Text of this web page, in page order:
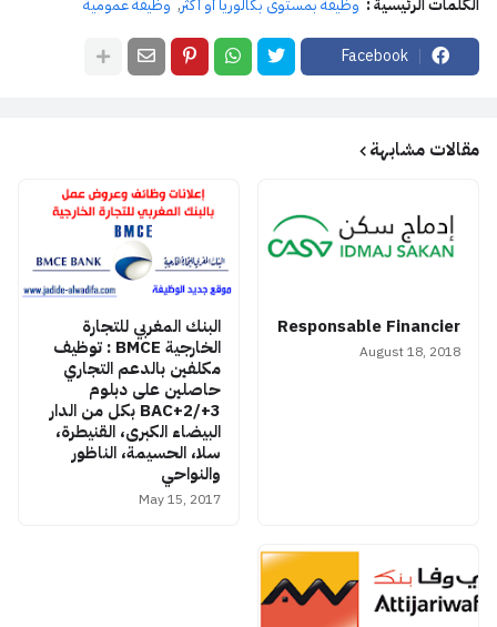
الكلمات الرئيسية : وظيفة بمستوى بكالوريا أو أكثر وظيفة عمومية
Facebook
مقالات مشابهة
Responsable Financier
August 18, 2018
البنك المغربي للتجارة
الخارجية BMCE : توظيف
مكلفين بالدعم التجاري
حاصلين على دبلوم
BAC+2/+3 بكل من الدار
البيضاء الكبرى، القنيطرة،
سلا، الحسيمة، الناظور
والنواحي
May 15, 2017